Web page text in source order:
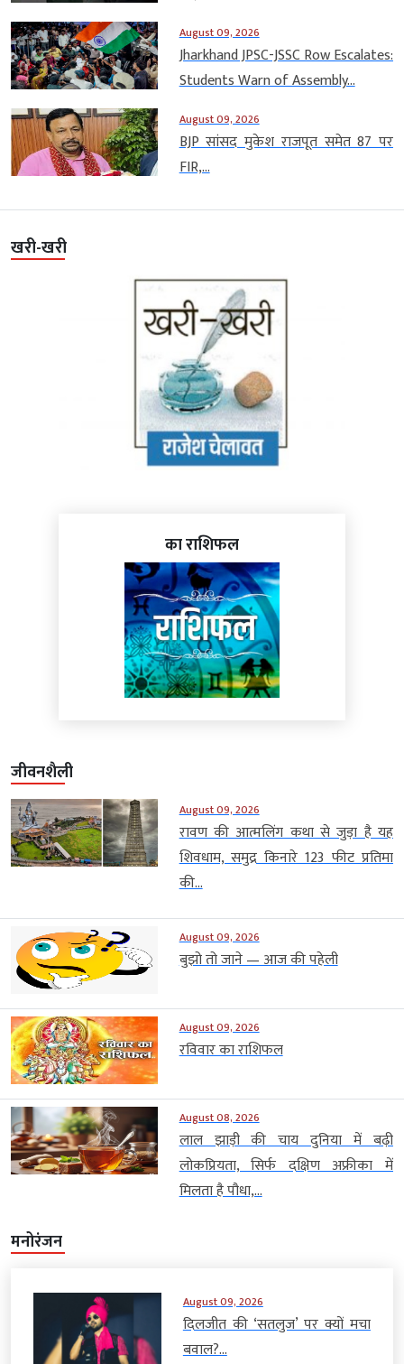
August 09, 2026
Jharkhand JPSC-JSSC Row Escalates:
Students Warn of Assembly...
August 09, 2026
BJP सांसद मुकेश राजपूत समेत 87 पर
FIR,...
खरी-खरी
का राशिफल
जीवनशैली
August 09, 2026
रावण की आत्मलिंग कथा से जुड़ा है यह
शिवधाम, समुद्र किनारे 123 फीट प्रतिमा
की...
August 09, 2026
बुझो तो जाने — आज की पहेली
August 09, 2026
रविवार का राशिफल
August 08, 2026
लाल झाड़ी की चाय दुनिया में बढ़ी
लोकप्रियता, सिर्फ दक्षिण अफ्रीका में
मिलता है पौधा,...
मनोरंजन
August 09, 2026
दिलजीत की ‘सतलुज’ पर क्यों मचा
बवाल?...